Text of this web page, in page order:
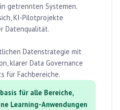
getrennten Systemen.
KI-Pilotprojekte
Datenqualität.
Datenstrategie mit
klarer Data Governance
für Fachbereiche.
für alle Bereiche,
Learning-Anwendungen